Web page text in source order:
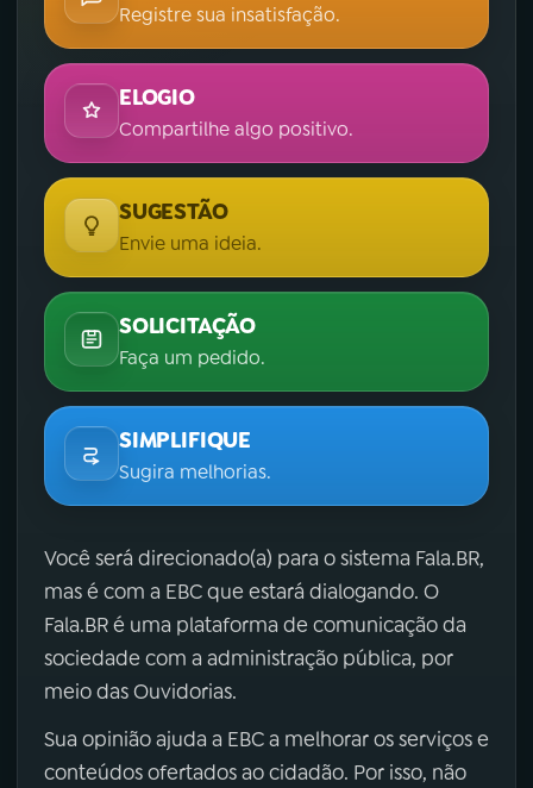
Registre sua insatisfação.
ELOGIO
Compartilhe algo positivo.
SUGESTÃO
Envie uma ideia.
SOLICITAÇÃO
Faça um pedido.
SIMPLIFIQUE
Sugira melhorias.
Você será direcionado(a) para o sistema Fala.BR,
mas é com a EBC que estará dialogando. O
Fala.BR é uma plataforma de comunicação da
sociedade com a administração pública, por
meio das Ouvidorias.
Sua opinião ajuda a EBC a melhorar os serviços e
conteúdos ofertados ao cidadão. Por isso, não